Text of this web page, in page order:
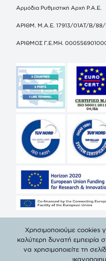
Αρμόδια Ρυθμιστική Αρχή Ρ.Α.Ε.
ΑΡΙΘΜ. Μ.Α.Ε. 17913/01ΑΤ/Β/
ΑΡΙΘΜΟΣ Γ.Ε.ΜΗ.
© Copyright 2019 ΔΕΠΑ |
Χρησιμοποιούμε cookies
καλύτερη δυνατή εμπειρία
να χρησιμοποιείτε τη